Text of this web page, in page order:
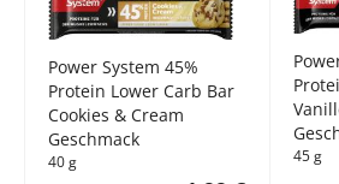
Power System 45%
Protein Lower Carb Bar
Cookies & Cream
Geschmack
40 g 45 g